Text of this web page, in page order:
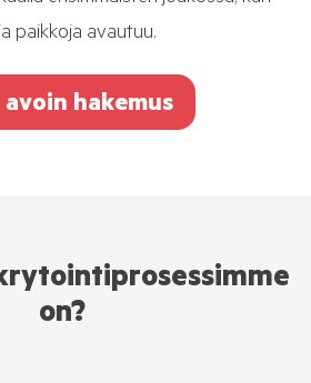
paikkoja avautuu.
hakemus
on?